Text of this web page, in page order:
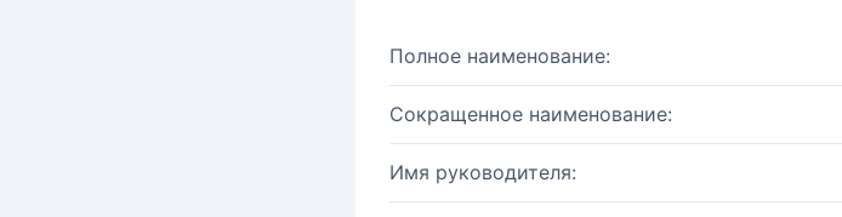
Полное наименование:
Сокращенное наименование:
Имя руководителя: